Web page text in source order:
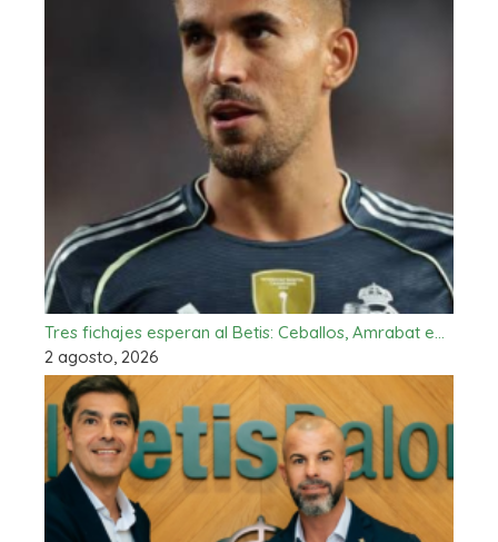
Tres fichajes esperan al Betis: Ceballos, Amrabat e…
2 agosto, 2026